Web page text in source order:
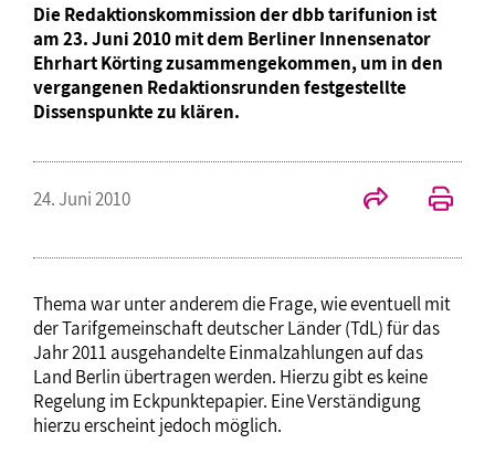
Die Redaktionskommission der dbb tarifunion ist
am 23. Juni 2010 mit dem Berliner Innensenator
Ehrhart Körting zusammengekommen, um in den
vergangenen Redaktionsrunden festgestellte
Dissenspunkte zu klären.
24. Juni 2010
Thema war unter anderem die Frage, wie eventuell mit
der Tarifgemeinschaft deutscher Länder (TdL) für das
Jahr 2011 ausgehandelte Einmalzahlungen auf das
Land Berlin übertragen werden. Hierzu gibt es keine
Regelung im Eckpunktepapier. Eine Verständigung
hierzu erscheint jedoch möglich.